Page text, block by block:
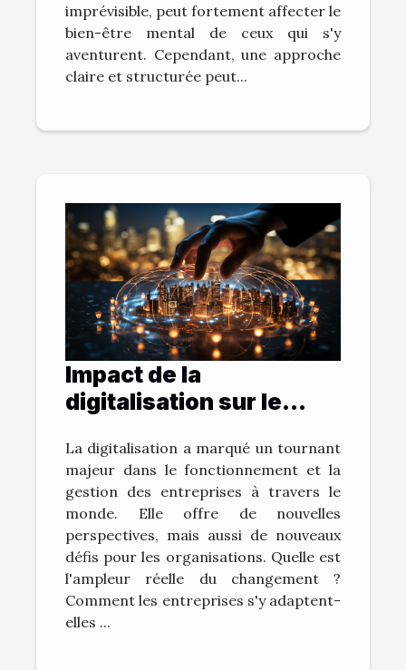
imprévisible, peut fortement affecter le
bien-être mental de ceux qui s'y
aventurent. Cependant, une approche
claire et structurée peut...
Impact de la
digitalisation sur le
La digitalisation a marqué un tournant
majeur dans le fonctionnement et la
gestion des entreprises à travers le
monde. Elle offre de nouvelles
perspectives, mais aussi de nouveaux
défis pour les organisations. Quelle est
l'ampleur réelle du changement ?
Comment les entreprises s'y adaptent-
elles ...